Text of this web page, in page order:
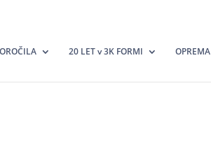
20 LET v 3K FORMI OPREMA